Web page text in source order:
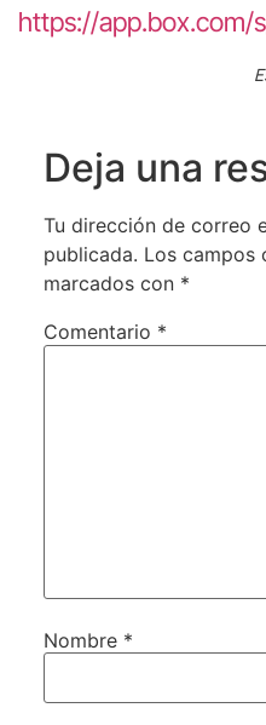
https://app.box.com/
Deja una
Tu dirección de correo
publicada. Los campos
marcados con *
Comentario *
Nombre *